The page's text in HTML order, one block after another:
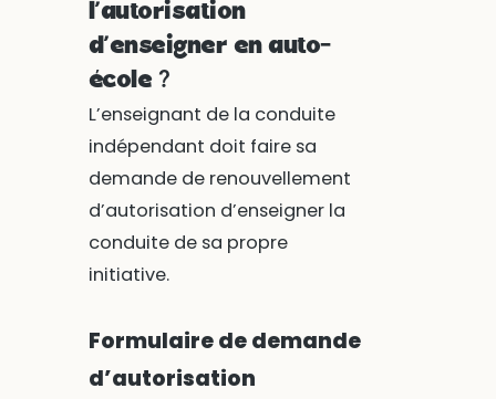
l’autorisation
d’enseigner en auto-
école ?
L’enseignant de la conduite
indépendant doit faire sa
demande de renouvellement
d’autorisation d’enseigner la
conduite de sa propre
initiative.
Formulaire de demande
d’autorisation